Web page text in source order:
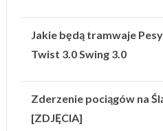
Jakie będą tramwaje
Twist 3.0 Swing 3.0
Zderzenie pociągów na
[ZDJĘCIA]